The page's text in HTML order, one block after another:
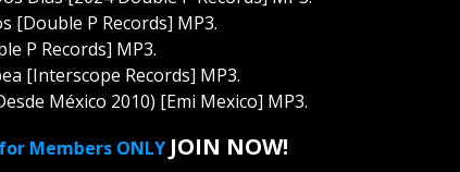
[Double P Records] MP3.
P Records] MP3.
[Interscope Records] MP3.
México 2010) [Emi Mexico] MP3.
Members ONLY JOIN NOW!